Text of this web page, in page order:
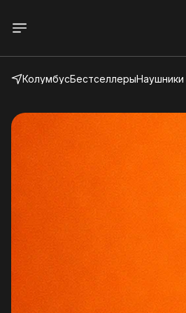
КолумбусБестселлеры